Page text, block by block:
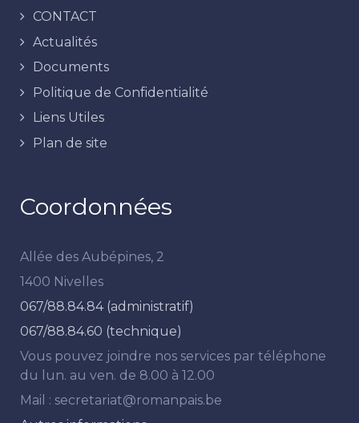
CONTACT
Actualités
Documents
Politique de Confidentialité
Liens Utiles
Plan de site
Coordonnées
Allée des Aubépines, 2
1400 Nivelles
067/88.84.84 (administratif)
067/88.84.60 (technique)
Vous pouvez joindre nos services par téléphone
du lun. au ven. de 8.00 à 12.00
Mail : secretariat@romanpais.be